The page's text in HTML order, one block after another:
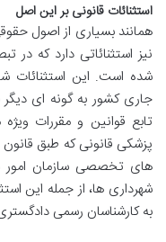
استثنائات قانونی بر این اصل
همانند بسیاری از اصول
شده است. این استثنائات
جاری کشور به گونه ای
تابع قوانین و مقررات
پزشکی قانونی که طبق
شهرداری ها، از جمله این
به کارشناسان رسمی